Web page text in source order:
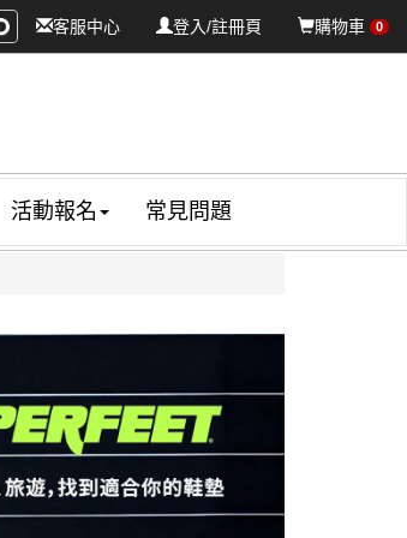
購物車 0
登入/註冊頁
客服中心
活動報名 常見問題